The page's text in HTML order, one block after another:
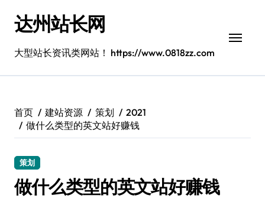
达州站长网
大型站长资讯类网站！ https://www.0818zz.com
首页 建站资源 策划
2021
做什么类型的英文站好赚钱
策划
做什么类型的英文站好赚钱